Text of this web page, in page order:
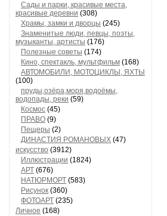
Сады и парки, красивые места,
красивые деревни (308)
Храмы, замки и дворцы (245)
Знаменитые люди, певцы, поэты,
музыканты, артисты (176)
Полезные советы (174)
Кино, спектакль, мультфильм (168)
АВТОМОБИЛИ, МОТОЦИКЛЫ, ЯХТЫ
(100)
пруды,озёра,моря,водоёмы,
водопады, реки (59)
Космос (45)
ПРАВО (9)
Пещеры (2)
ДИНАСТИЯ РОМАНОВЫХ (47)
искусство (3912)
Иллюстрации (1824)
АРТ (676)
НАТЮРМОРТ (583)
Рисунок (360)
ФОТОАРТ (235)
Личное (168)